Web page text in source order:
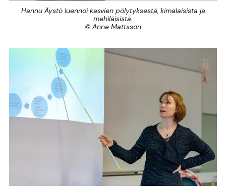
Hannu Äystö luennoi kasvien pölytyksestä, kimalaisista ja
mehiläisistä.
© Anne Mattsson